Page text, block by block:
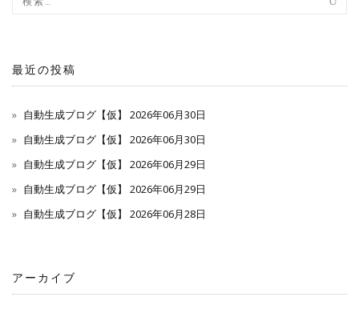
最近の投稿
自動生成ブログ【仮】 2026年06月30日
自動生成ブログ【仮】 2026年06月30日
自動生成ブログ【仮】 2026年06月29日
自動生成ブログ【仮】 2026年06月29日
自動生成ブログ【仮】 2026年06月28日
アーカイブ